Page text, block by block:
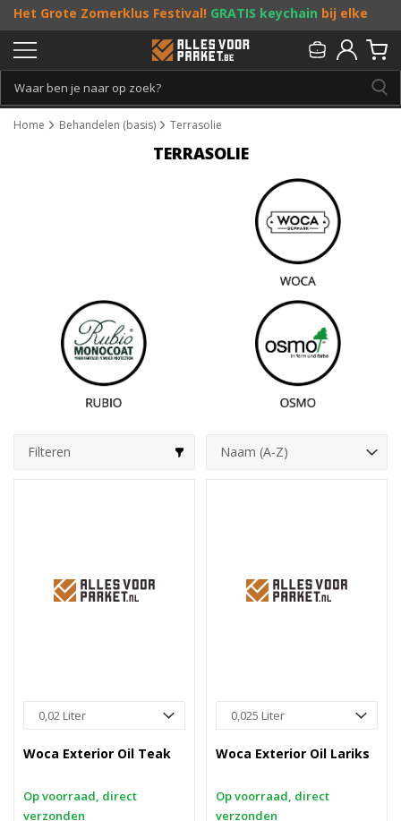
Het Grote Zomerklus Festival! GRATIS keychain bij elke
bestelling vanaf €25, entoffe acties! Doe je mee?
Persoonlijk & gratis advies:013 - 207 00 01
Home Behandelen (basis) Terrasolie
TERRASOLIE
Filteren
Woca Exterior Oil Teak
Op voorraad, direct
verzonden
Woca Exterior Oil Lariks
Op voorraad, direct
verzonden